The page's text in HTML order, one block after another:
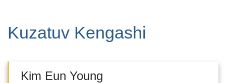
Kuzatuv Kengashi
Kim Eun Young